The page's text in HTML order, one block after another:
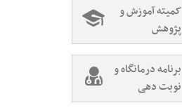
کمیته آموزش و
پژوهش
برنامه درمانگاه و
نوبت دهی